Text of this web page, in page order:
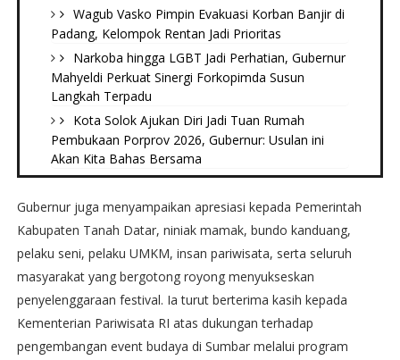
Wagub Vasko Pimpin Evakuasi Korban Banjir di
Padang, Kelompok Rentan Jadi Prioritas
Narkoba hingga LGBT Jadi Perhatian, Gubernur
Mahyeldi Perkuat Sinergi Forkopimda Susun
Langkah Terpadu
Kota Solok Ajukan Diri Jadi Tuan Rumah
Pembukaan Porprov 2026, Gubernur: Usulan ini
Akan Kita Bahas Bersama
Gubernur juga menyampaikan apresiasi kepada Pemerintah
Kabupaten Tanah Datar, niniak mamak, bundo kanduang,
pelaku seni, pelaku UMKM, insan pariwisata, serta seluruh
masyarakat yang bergotong royong menyukseskan
penyelenggaraan festival. Ia turut berterima kasih kepada
Kementerian Pariwisata RI atas dukungan terhadap
pengembangan event budaya di Sumbar melalui program